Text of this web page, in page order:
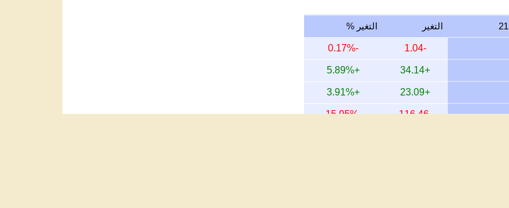
579,868.20
6,763.63
579,868.20
6,763.63
581,733.67
581,269.07
592,238.69
التغير التغير %
-1.04
-0.17%
+34.14
+5.89%
+23.09
+3.91%
-116.46
-15.95%